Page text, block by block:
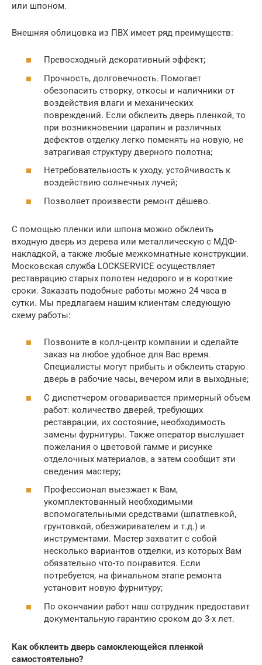
или шпоном.
Внешняя облицовка из ПВХ имеет ряд преимуществ:
Превосходный декоративный эффект;
Прочность, долговечность. Помогает
обезопасить створку, откосы и наличники от
воздействия влаги и механических
повреждений. Если обклеить дверь пленкой, то
при возникновении царапин и различных
дефектов отделку легко поменять на новую, не
затрагивая структуру дверного полотна;
Нетребовательность к уходу, устойчивость к
воздействию солнечных лучей;
Позволяет произвести ремонт дёшево.
С помощью пленки или шпона можно обклеить
входную дверь из дерева или металлическую с МДФ-
накладкой, а также любые межкомнатные конструкции.
Московская служба LOCKSERVICE осуществляет
реставрацию старых полотен недорого и в короткие
сроки. Заказать подобные работы можно 24 часа в
сутки. Мы предлагаем нашим клиентам следующую
схему работы:
Позвоните в колл-центр компании и сделайте
заказ на любое удобное для Вас время.
Специалисты могут прибыть и обклеить старую
дверь в рабочие часы, вечером или в выходные;
С диспетчером оговаривается примерный объем
работ: количество дверей, требующих
реставрации, их состояние, необходимость
замены фурнитуры. Также оператор выслушает
пожелания о цветовой гамме и рисунке
отделочных материалов, а затем сообщит эти
сведения мастеру;
Профессионал выезжает к Вам,
укомплектованный необходимыми
вспомогательными средствами (шпатлевкой,
грунтовкой, обезжиривателем и т.д.) и
инструментами. Мастер захватит с собой
несколько вариантов отделки, из которых Вам
обязательно что-то понравится. Если
потребуется, на финальном этапе ремонта
установит новую фурнитуру;
По окончании работ наш сотрудник предоставит
документальную гарантию сроком до 3-х лет.
Как обклеить дверь самоклеющейся пленкой
самостоятельно?